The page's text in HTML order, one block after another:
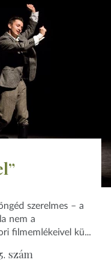
szerelmes – a
nem a
filmemlékeivel kü...
szám